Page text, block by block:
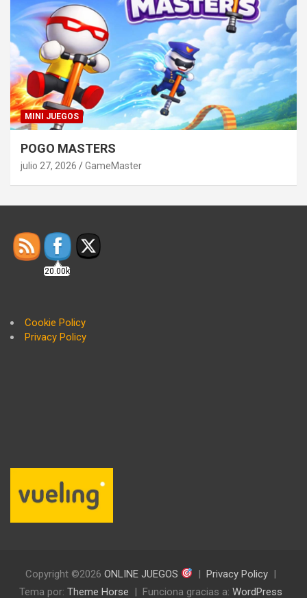
MINI JUEGOS
POGO MASTERS
julio 27, 2026 GameMaster
20.00k
Cookie Policy
Privacy Policy
Copyright ©2026 ONLINE JUEGOS
Privacy Policy
Tema por: Theme Horse Funciona gracias a: WordPress